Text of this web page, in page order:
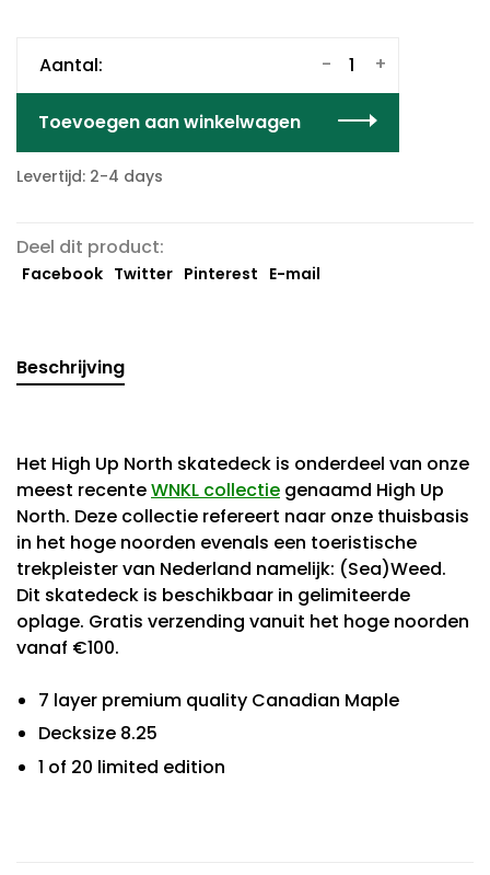
Aantal: +
-
Toevoegen aan winkelwagen
Levertijd: 2-4 days
Deel dit product:
Facebook Twitter Pinterest E-mail
Beschrijving
Het High Up North skatedeck is onderdeel van onze
meest recenteWNKL collectie genaamd High Up
North. Deze collectie refereert naar onze thuisbasis
in het hoge noorden evenals een toeristische
trekpleister van Nederland namelijk: (Sea)Weed.
Dit skatedeck is beschikbaar in gelimiteerde
oplage. Gratis verzending vanuit het hoge noorden
vanaf €100.
7 layer premium quality Canadian Maple
Decksize 8.25
1 of 20 limited edition